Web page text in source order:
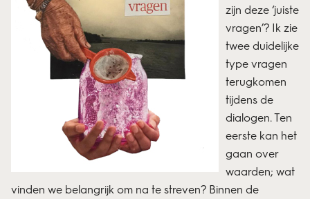
zijn deze ‘juiste
vragen’? Ik zie
twee duidelijke
type vragen
terugkomen
tijdens de
dialogen. Ten
eerste kan het
gaan over
waarden; wat
vinden we belangrijk om na te streven? Binnen de